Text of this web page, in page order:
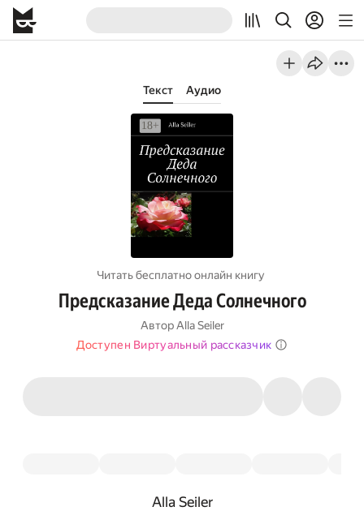
Текст Аудио
Читать бесплатно онлайн книгу
Предсказание Деда Солнечного
Автор Alla Seiler
Доступен Виртуальный рассказчик
Alla Seiler